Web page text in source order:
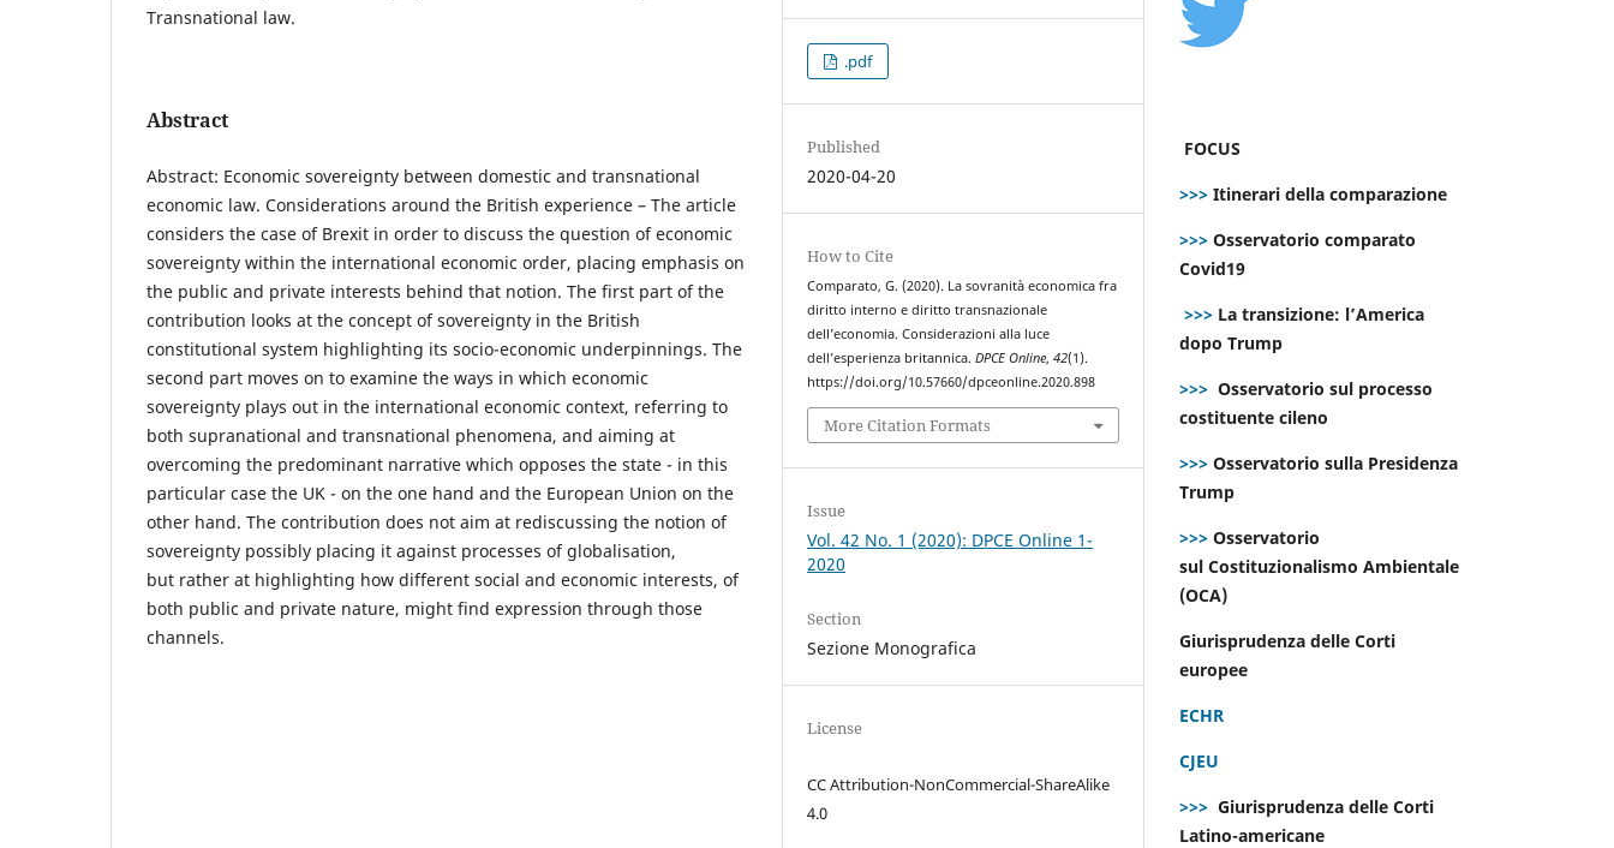
Transnational law.
Abstract
Abstract: Economic sovereignty between domestic and transnational
economic law. Considerations around the British experience – The article
considers the case of Brexit in order to discuss the question of economic
sovereignty within the international economic order, placing emphasis on
the public and private interests behind that notion. The first part of the
contribution looks at the concept of sovereignty in the British
constitutional system highlighting its socio-economic underpinnings. The
second part moves on to examine the ways in which economic
sovereignty plays out in the international economic context, referring to
both supranational and transnational phenomena, and aiming at
overcoming the predominant narrative which opposes the state - in this
particular case the UK - on the one hand and the European Union on the
other hand. The contribution does not aim at rediscussing the notion of
sovereignty possibly placing it against processes of globalisation,
but rather at highlighting how different social and economic interests, of
both public and private nature, might find expression through those
channels.
.pdf
Published
2020-04-20
How to Cite
Comparato, G. (2020). La sovranità economica fra
diritto interno e diritto transnazionale
dell’economia. Considerazioni alla luce
dell’esperienza britannica.DPCE Online,42(1).
https://doi.org/10.57660/dpceonline.2020.898
More Citation Formats
Issue
Vol. 42 No. 1 (2020): DPCE Online 1-
2020
Section
Sezione Monografica
License
CC Attribution-NonCommercial-ShareAlike
4.0
FOCUS
>>> Itinerari della comparazione
>>> Osservatorio comparato
Covid19
>>> La transizione: l’America
dopo Trump
>>> Osservatorio sul processo
costituente cileno
>>> Osservatorio sulla Presidenza
Trump
>>> Osservatorio
sul Costituzionalismo Ambientale
(OCA)
Giurisprudenza delle Corti
europee
ECHR
CJEU
>>> Giurisprudenza delle Corti
Latino-americane